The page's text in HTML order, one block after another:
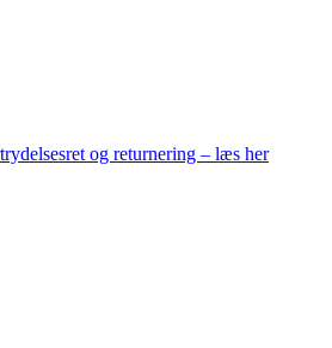
og returnering – læs her